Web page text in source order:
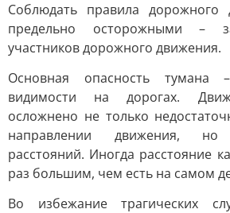
Соблюдать правила
предельно осторожными –
участников дорожного движения.
Основная опасность тумана
видимости на дорогах.
осложнено не только
направлении движения,
расстояний. Иногда расстояние
раз большим, чем есть на самом
Во избежание трагических